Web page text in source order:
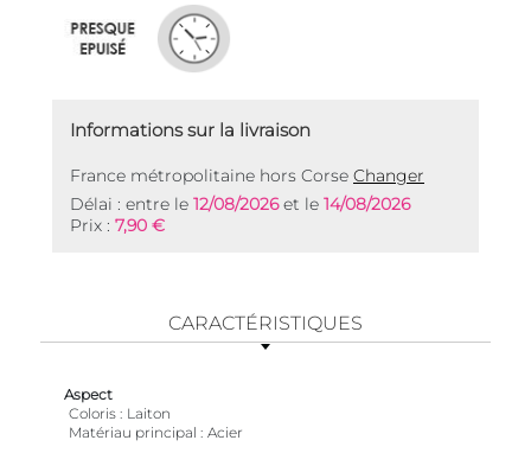
Informations sur la livraison
France métropolitaine hors Corse Changer
Délai : entre le 12/08/2026et le 14/08/2026
Prix : 7,90 €
CARACTÉRISTIQUES
Aspect
Coloris
Laiton
Matériau principal
Acier